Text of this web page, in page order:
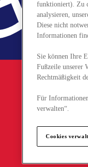
funktioniert). Zu
analysieren,
Diese nicht
Informationen
Sie können Ihre
Fußzeile unserer
Rechtmäßigkeit
Für
verwalten“.
Cookies